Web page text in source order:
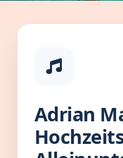
Adrian